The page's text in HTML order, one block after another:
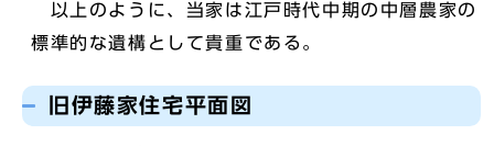
以上のように、当家は江戸時代中期の中層農家の
標準的な遺構として貴重である。
旧伊藤家住宅平面図